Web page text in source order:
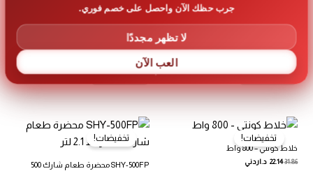
ماكينة تحضير قهوة كونتي – 11 أكواب
41.3
CM 3032 BS
تخفيضات!
ماكينة تحضير قهوة كونتي – 11 أكواب
CM 3031 BS
تخفيضات!
خلاط كونتي – 800 واط
31.86
22.14 د.اردني
تخفيضات!
SHY-500FP محضرة طعام شارك 500
جرب حظك الآن واحصل على خصم فوري.
لا تظهر مجددًا
العب الآن